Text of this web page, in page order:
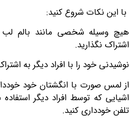
شروع کنید:
شخصی مانند بالم لب یا
خود را با افراد دیگر به اشتراک
با انگشتان خود خودداری
توسط افراد دیگر استفاده شده
کنید.